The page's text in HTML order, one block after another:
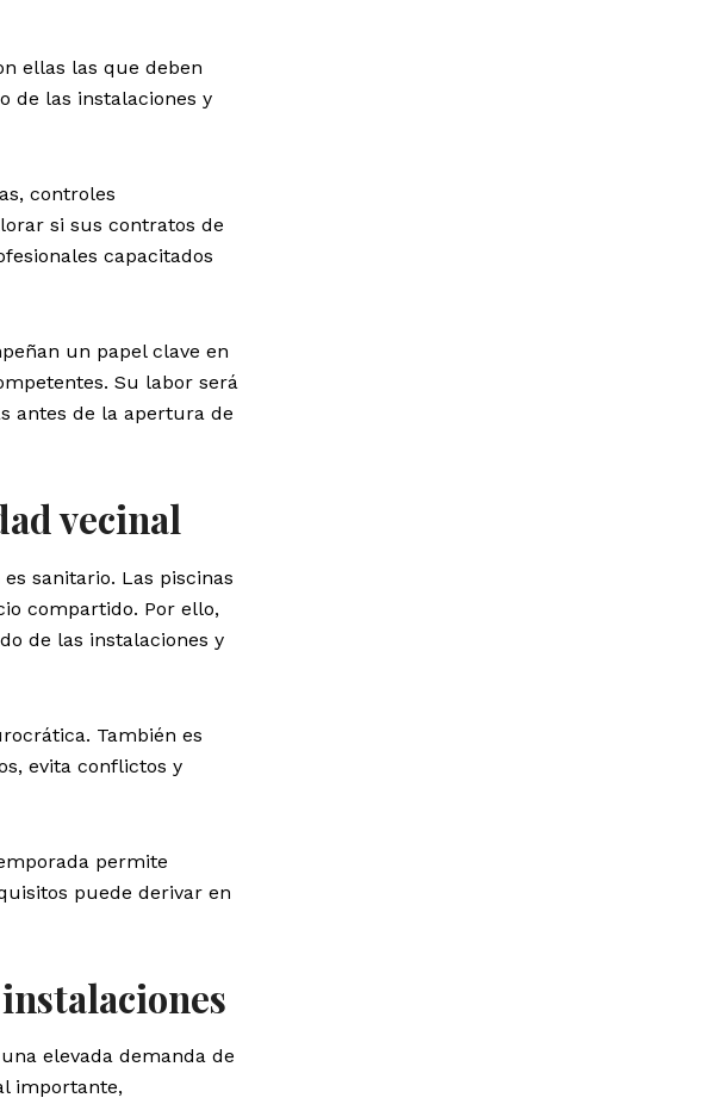
ellas las que deben
de las instalaciones y
controles
si sus contratos de
capacitados
un papel clave en
Su labor será
antes de la apertura de
vecinal
sanitario. Las piscinas
compartido. Por ello,
de las instalaciones y
También es
evita conflictos y
permite
puede derivar en
elevada demanda de
importante,